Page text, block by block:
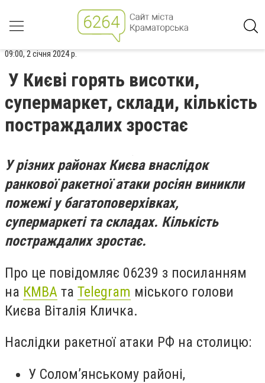
09:00, 2 січня 2024 р.
У Києві горять висотки,
супермаркет, склади, кількість
постраждалих зростає
У різних районах Києва внаслідок
ранкової ракетної атаки росіян виникли
пожежі у багатоповерхівках,
супермаркеті та складах. Кількість
постраждалих зростає.
Про це повідомляє 06239 з посиланням
на КМВА та Telegram міського голови
Києва Віталія Кличка.
Наслідки ракетної атаки РФ на столицю:
У Солом’янському районі,